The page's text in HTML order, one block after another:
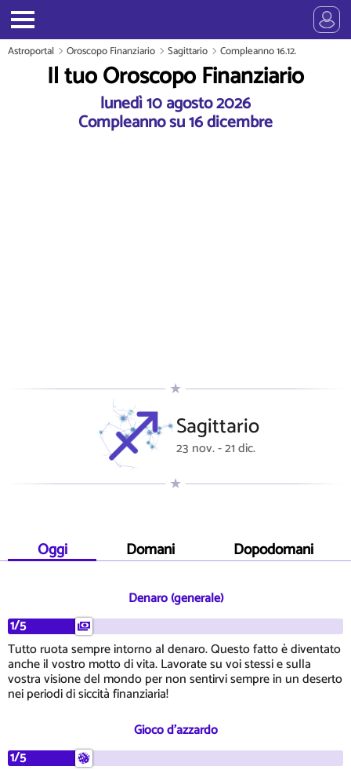
Astroportal Oroscopo Finanziario Sagittario Compleanno 16.12.
Il tuo Oroscopo Finanziario
lunedì 10 agosto 2026
Compleanno su 16 dicembre
Sagittario
23 nov. - 21 dic.
Oggi Domani Dopodomani
Denaro (generale)
1/5
Tutto ruota sempre intorno al denaro. Questo fatto è diventato
anche il vostro motto di vita. Lavorate su voi stessi e sulla
vostra visione del mondo per non sentirvi sempre in un deserto
nei periodi di siccità finanziaria!
Gioco d'azzardo
1/5